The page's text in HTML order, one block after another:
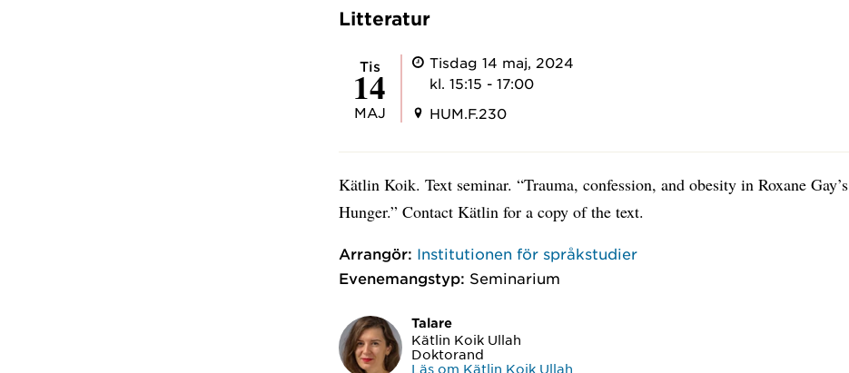
Litteratur
tis
14
MAJ
Tisdag 14 maj, 2024
kl. 15:15 - 17:00
HUM.F.230
Kätlin Koik. Text seminar. “Trauma, confession, and obesity in Roxane Gay’s
Hunger.” Contact Kätlin for a copy of the text.
Arrangör: Institutionen för språkstudier
Evenemangstyp: Seminarium
Talare
Kätlin Koik Ullah
Doktorand
Läs om Kätlin Koik Ullah